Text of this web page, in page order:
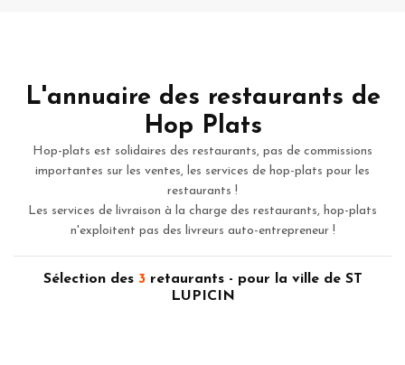
L'annuaire des restaurants de
Hop Plats
Hop-plats est solidaires des restaurants, pas de commissions
importantes sur les ventes, les services de hop-plats pour les
restaurants !
Les services de livraison à la charge des restaurants, hop-plats
n'exploitent pas des livreurs auto-entrepreneur !
Sélection des 3retaurants - pour la ville de ST
LUPICIN